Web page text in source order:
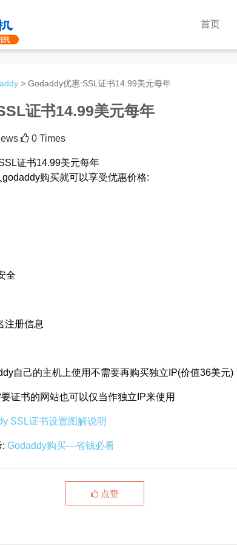
首页
> Godaddy优惠:SSL证书14.99美元每年
证书14.99美元每年
0 Times
证书14.99美元每年
购买就可以享受优惠价格:
全
注册信息
自己的主机上使用不需要再购买独立IP(价值36美元)
证书的网站也可以仅当作独立IP来使用
SSL证书设置图解说明
: Godaddy购买—省钱必看
点赞